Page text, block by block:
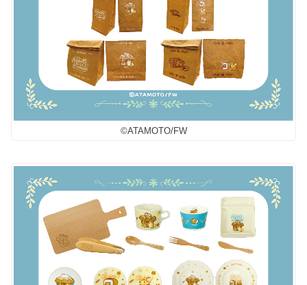
©︎ATAMOTO/FW